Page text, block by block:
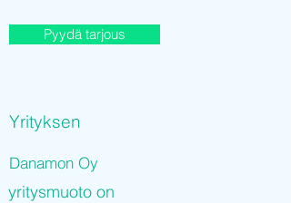
Pyydä tarjous
Yrityksen
Danamon Oy
yritysmuoto on